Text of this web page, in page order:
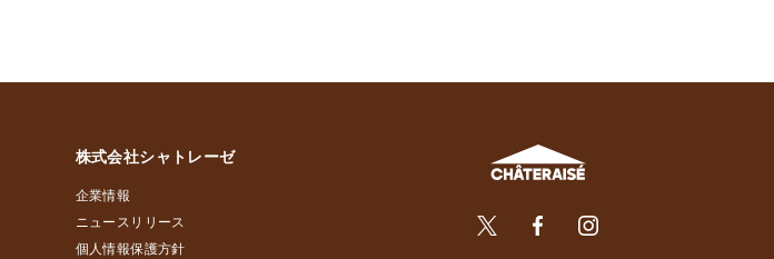
株式会社シャトレーゼ
企業情報
ニュースリリース
個人情報保護方針